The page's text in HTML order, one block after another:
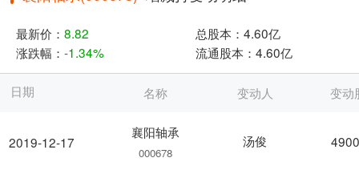
最新价： 8.82 总股本： 4.60亿
涨跌幅： -1.34% 流通股本： 4.60亿
日期
2019-12-17
名称 变动人 变动
襄阳轴承
000678
汤俊